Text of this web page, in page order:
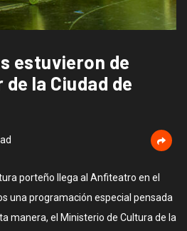
estuvieron de
la Ciudad de
porteño llega al Anfiteatro en el
una programación especial pensada
manera, el Ministerio de Cultura de la